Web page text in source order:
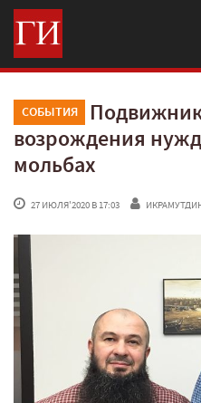
СОБЫТИЯ
возрождения
мольбах
27 ИЮЛЯ'2020 В 17:03